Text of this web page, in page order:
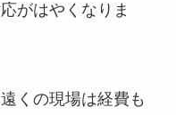
がはやくなりま
くの現場は経費も